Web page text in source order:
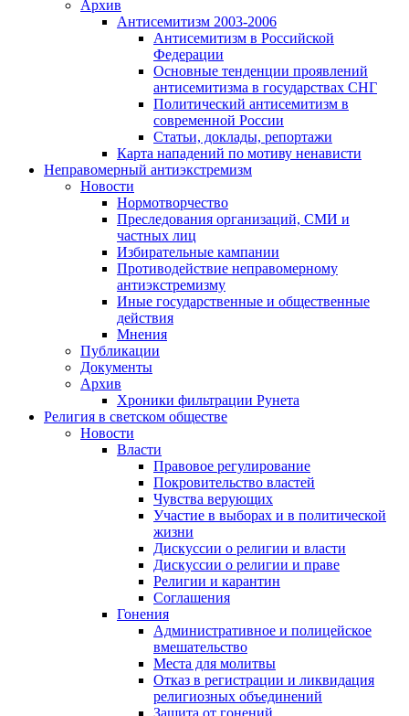
Архив
Антисемитизм 2003-2006
Антисемитизм в Российской
Федерации
Основные тенденции проявлений
антисемитизма в государствах СНГ
Политический антисемитизм в
современной России
Статьи, доклады, репортажи
Карта нападений по мотиву ненависти
Неправомерный антиэкстремизм
Новости
Нормотворчество
Преследования организаций, СМИ и
частных лиц
Избирательные кампании
Противодействие неправомерному
антиэкстремизму
Иные государственные и общественные
действия
Мнения
Публикации
Документы
Архив
Хроники фильтрации Рунета
Религия в светском обществе
Новости
Власти
Правовое регулирование
Покровительство властей
Чувства верующих
Участие в выборах и в политической
жизни
Дискуссии о религии и власти
Дискуссии о религии и праве
Религии и карантин
Соглашения
Гонения
Административное и полицейское
вмешательство
Места для молитвы
Отказ в регистрации и ликвидация
религиозных объединений